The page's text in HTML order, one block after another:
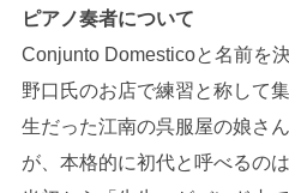
ピアノ奏者について
Conjunto Domesticoと名前を
野口氏のお店で練習と称して
生だった江南の呉服屋の娘さ
が、本格的に初代と呼べるの